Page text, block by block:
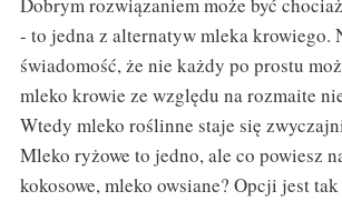
Dobrym rozwiązaniem może być
- to jedna z alternatyw mleka krowiego.
świadomość, że nie każdy po prostu
mleko krowie ze względu na rozmaite
Wtedy mleko roślinne staje się
Mleko ryżowe to jedno, ale co powiesz
kokosowe, mleko owsiane? Opcji jest